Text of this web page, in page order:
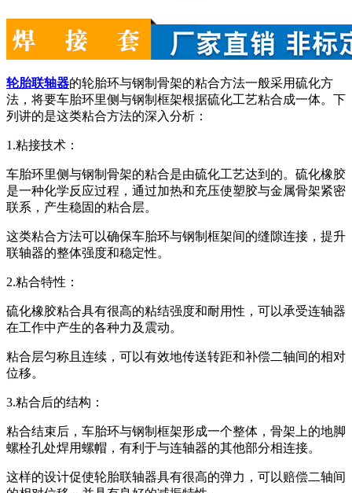
轮胎联轴器的轮胎环与钢制骨架的粘合方法一般采用硫化方
法，将要车胎环里侧与钢制框架根据硫化工艺粘合成一体。下
列讲的是这类粘合方法的深入分析：
1.粘接技术：
车胎环里侧与钢制骨架的粘合是由硫化工艺达到的。硫化橡胶
是一种化学反应过程，通过加热和充压使塑胶与金属骨架紧密
联系，产生稳固的粘合层。
这类粘合方法可以确保车胎环与钢制框架间的缝隙连接，提升
联轴器的整体强度和稳定性。
2.粘合特性：
硫化橡胶粘合具有很高的粘结强度和耐用性，可以承受连轴器
在工作中产生的各种力及震动。
粘合层匀称且连续，可以有效地传送转距和补偿二轴间的相对
位移。
3.粘合后的结构：
粘合结束后，车胎环与钢制框架形成一个整体，骨架上的地脚
螺栓孔处焊用螺帽，有利于与连轴器的其他部分相连接。
这样的设计促使轮胎联轴器具有很高的弹力，可以赔偿二轴间